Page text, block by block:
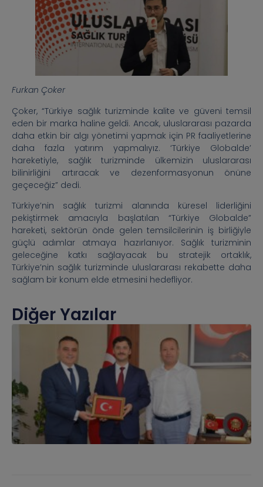
Furkan Çoker
Çoker, “Türkiye sağlık turizminde kalite ve güveni temsil
eden bir marka haline geldi. Ancak, uluslararası pazarda
daha etkin bir algı yönetimi yapmak için PR faaliyetlerine
daha fazla yatırım yapmalıyız. ‘Türkiye Globalde’
hareketiyle, sağlık turizminde ülkemizin uluslararası
bilinirliğini artıracak ve dezenformasyonun önüne
geçeceğiz” dedi.
Türkiye’nin sağlık turizmi alanında küresel liderliğini
pekiştirmek amacıyla başlatılan “Türkiye Globalde”
hareketi, sektörün önde gelen temsilcilerinin iş birliğiyle
güçlü adımlar atmaya hazırlanıyor. Sağlık turizminin
geleceğine katkı sağlayacak bu stratejik ortaklık,
Türkiye’nin sağlık turizminde uluslararası rekabette daha
sağlam bir konum elde etmesini hedefliyor.
Diğer Yazılar